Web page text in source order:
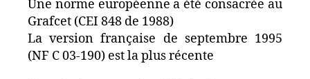
Une norme européenne a été consacrée au
Grafcet (CEI 848 de 1988)
La version française de septembre 1995
(NF C 03-190) est la plus récente